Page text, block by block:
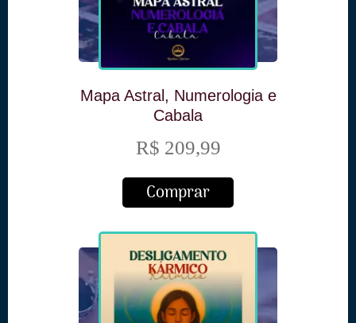
Mapa Astral, Numerologia e
Cabala
R$ 209,99
Comprar